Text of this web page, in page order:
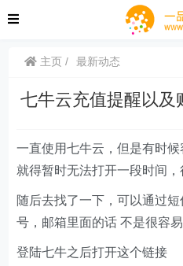
主页 最新动态
七牛云充值提醒以及
一直使用七牛云，但是有时
就得暂时无法打开一段时间，
随后去找了一下，可以通过
号，邮箱里面的话 不是很容易
登陆七牛之后打开这个链接